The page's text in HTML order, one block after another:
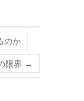
のか
限界 →